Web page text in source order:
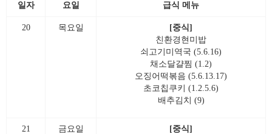
일자 요일 급식 메뉴
20 목요일
[중식]
친환경현미밥
쇠고기미역국 (5.6.16)
채소달걀찜 (1.2)
오징어떡볶음 (5.6.13.17)
초코칩쿠키 (1.2.5.6)
배추김치 (9)
21 금요일
[중식]